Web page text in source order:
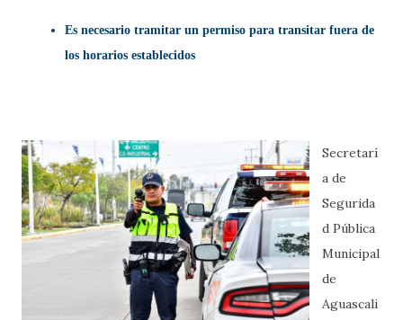
Es necesario tramitar un permiso para transitar fuera de
los horarios establecidos
Secretarí
a de
Segurida
d Pública
Municipal
de
Aguascali